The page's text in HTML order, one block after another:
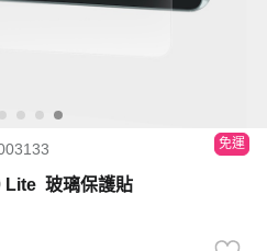
免運
Lite 玻璃保護貼